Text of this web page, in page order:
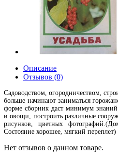
Описание
Отзывов (0)
Садоводством, огородничеством,
больше начинают заниматься
форме сборник даст минимум
и овощи, построить различные
рисунков, цветных
Состояние хорошее, мягкий переплет)
Нет отзывов о данном товаре.